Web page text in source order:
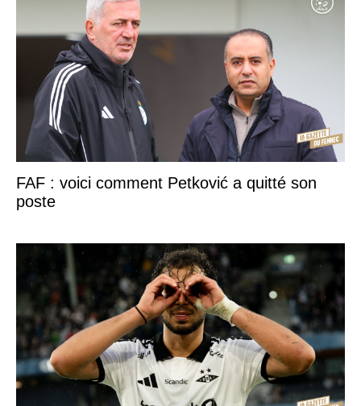
FAF : voici comment Petković a quitté son
poste